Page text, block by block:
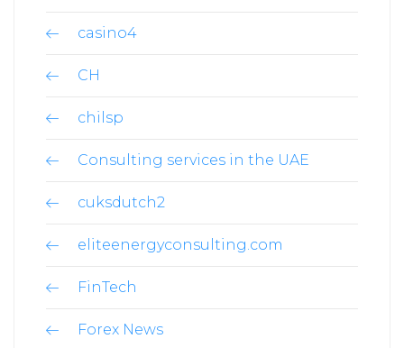
casino4
CH
chilsp
Consulting services in the UAE
cuksdutch2
eliteenergyconsulting.com
FinTech
Forex News